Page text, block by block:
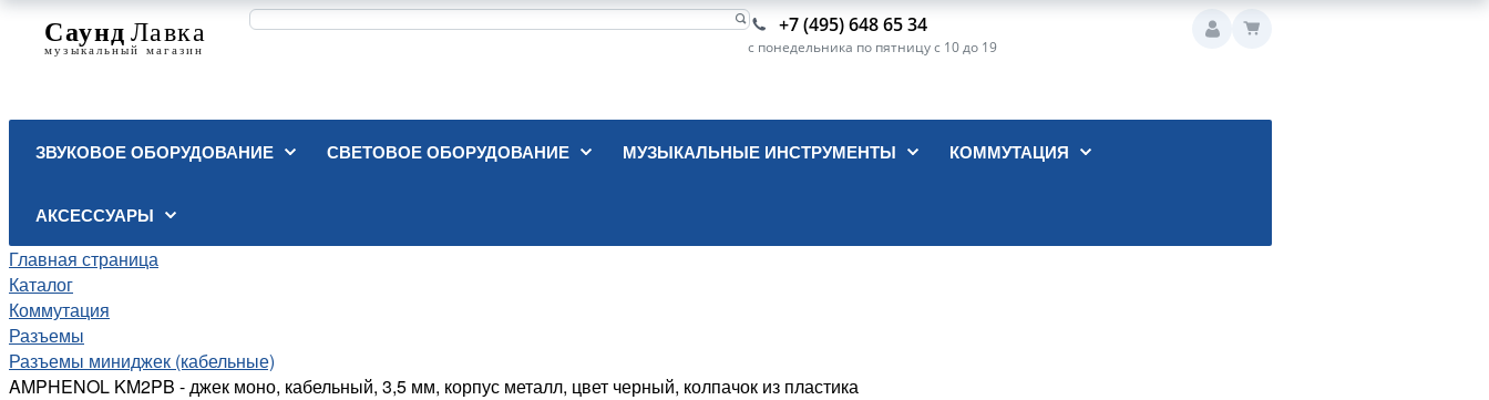
+7 (495) 648 65 34
с понедельника по пятницу с 10 до 19
ЗВУКОВОЕ ОБОРУДОВАНИЕ СВЕТОВОЕ ОБОРУДОВАНИЕ МУЗЫКАЛЬНЫЕ ИНСТРУМЕНТЫ КОММУТАЦИЯ
АКСЕССУАРЫ
Главная страница
Каталог
Коммутация
Разъемы
Разъемы миниджек (кабельные)
AMPHENOL KM2PB - джек моно, кабельный, 3,5 мм, корпус металл, цвет черный, колпачок из пластика